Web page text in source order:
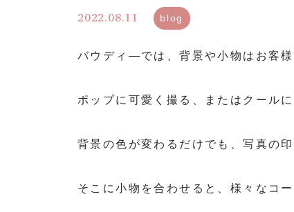
2022.08.11 blog
バウディ―では、背景や小物はお客様
ポップに可愛く撮る、またはクール
背景の色が変わるだけでも、写真の
そこに小物を合わせると、様々なコ